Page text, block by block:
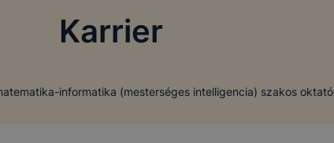
Karrier
informatika (mesterséges intelligencia) szakos oktató